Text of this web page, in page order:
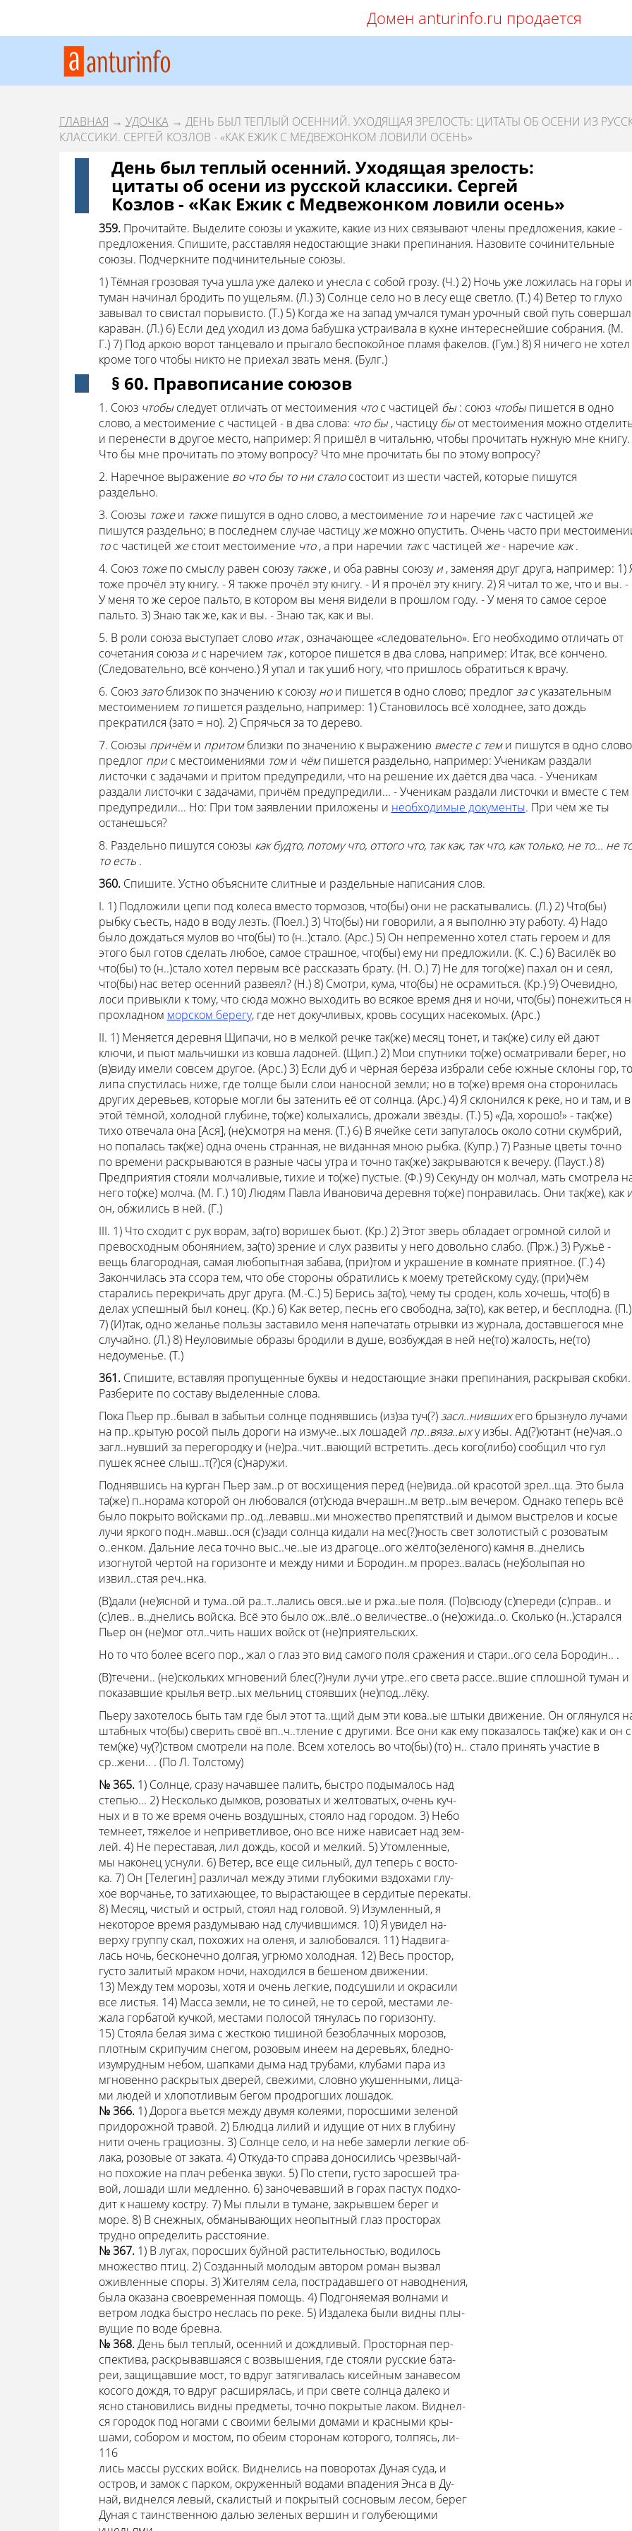
Домен anturinfo.ru продается
ГЛАВНАЯ → УДОЧКА → ДЕНЬ БЫЛ ТЕПЛЫЙ ОСЕННИЙ. УХОДЯЩАЯ ЗРЕЛОСТЬ: ЦИТАТЫ ОБ ОСЕНИ ИЗ
КЛАССИКИ. СЕРГЕЙ КОЗЛОВ - «КАК ЕЖИК С МЕДВЕЖОНКОМ ЛОВИЛИ ОСЕНЬ»
День был теплый осенний. Уходящая зрелость:
цитаты об осени из русской классики. Сергей
Козлов - «Как Ежик с Медвежонком ловили осень»
359. Прочитайте. Выделите союзы и укажите, какие из них связывают члены предложения, какие -
предложения. Спишите, расставляя недостающие знаки препинания. Назовите сочинительные
союзы. Подчеркните подчинительные союзы.
1) Тёмная грозовая туча ушла уже далеко и унесла с собой грозу. (Ч.) 2) Ночь уже ложилась на горы и
туман начинал бродить по ущельям. (Л.) 3) Солнце село но в лесу ещё светло. (Т.) 4) Ветер то глухо
завывал то свистал порывисто. (Т.) 5) Когда же на запад умчался туман урочный свой путь совершал
караван. (Л.) 6) Если дед уходил из дома бабушка устраивала в кухне интереснейшие собрания. (М.
Г.) 7) Под аркою ворот танцевало и прыгало беспокойное пламя факелов. (Гум.) 8) Я ничего не хотел
кроме того чтобы никто не приехал звать меня. (Булг.)
§ 60. Правописание союзов
1. Союз чтобыследует отличать от местоимения чтос частицей бы: союз чтобыпишется в одно
слово, а местоимение с частицей - в два слова: что бы, частицу быот местоимения можно
и перенести в другое место, например: Я пришёл в читальню, чтобы прочитать нужную мне книгу.
Что бы мне прочитать по этому вопросу? Что мне прочитать бы по этому вопросу?
2. Наречное выражение во что бы то ни сталосостоит из шести частей, которые пишутся
раздельно.
3. Союзы тожеи такжепишутся в одно слово, а местоимение тои наречие такс частицей же
пишутся раздельно; в последнем случае частицужеможно опустить. Очень часто при
тос частицей жестоит местоимение что, а при наречии такс частицей же- наречие как.
4. Союз тожепо смыслу равен союзу также, и оба равны союзуи, заменяя друг друга, например: 1)
тоже прочёл эту книгу. - Я также прочёл эту книгу. - И я прочёл эту книгу. 2) Я читал то же, что и вы. -
У меня то же серое пальто, в котором вы меня видели в прошлом году. - У меня то самое серое
пальто. 3) Знаю так же, как и вы. - Знаю так, как и вы.
5. В роли союза выступает слово итак, означающее «следовательно». Его необходимо отличать от
сочетания союза ис наречием так, которое пишется в два слова, например: Итак, всё кончено.
(Следовательно, всё кончено.) Я упал и так ушиб ногу, что пришлось обратиться к врачу.
6. Союззатоблизок по значению к союзунои пишется в одно слово; предлогзас указательным
местоимением топишется раздельно, например: 1) Становилось всё холоднее, зато дождь
прекратился (зато = но). 2) Спрячься за то дерево.
7. Союзы причёми притомблизки по значению к выражению вместе с теми пишутся в одно
предлог прис местоимениями томи чёмпишется раздельно, например: Ученикам раздали
листочки с задачами и притом предупредили, что на решение их даётся два часа. - Ученикам
раздали листочки с задачами, причём предупредили... - Ученикам раздали листочки и вместе с тем
предупредили... Но: При том заявлении приложены и необходимые документы. При чём же ты
останешься?
8. Раздельно пишутся союзы как будто, потому что, оттого что, так как, так что, как только, не то... не
то есть .
360. Спишите. Устно объясните слитные и раздельные написания слов.
I. 1) Подложили цепи под колеса вместо тормозов, что(бы) они не раскатывались. (Л.) 2) Что(бы)
рыбку съесть, надо в воду лезть. (Поел.) 3) Что(бы) ни говорили, а я выполню эту работу. 4) Надо
было дождаться мулов во что(бы) то (н..)стало. (Арс.) 5) Он непременно хотел стать героем и для
этого был готов сделать любое, самое страшное, что(бы) ему ни предложили. (К. С.) 6) Василёк во
что(бы) то (н..)стало хотел первым всё рассказать брату. (Н. О.) 7) Не для того(же) пахал он и сеял,
что(бы) нас ветер осенний развеял? (Н.) 8) Смотри, кума, что(бы) не осрамиться. (Кр.) 9) Очевидно,
лоси привыкли к тому, что сюда можно выходить во всякое время дня и ночи, что(бы) понежиться
прохладном морском берегу, где нет докучливых, кровь сосущих насекомых. (Арс.)
II. 1) Меняется деревня Щипачи, но в мелкой речке так(же) месяц тонет, и так(же) силу ей дают
ключи, и пьют мальчишки из ковша ладоней. (Щип.) 2) Мои спутники то(же) осматривали берег, но
(в)виду имели совсем другое. (Арс.) 3) Если дуб и чёрная берёза избрали себе южные склоны гор, то
липа спустилась ниже, где толще были слои наносной земли; но в то(же) время она сторонилась
других деревьев, которые могли бы затенить её от солнца. (Арс.) 4) Я склонился к реке, но и там, и в
этой тёмной, холодной глубине, то(же) колыхались, дрожали звёзды. (Т.) 5) «Да, хорошо!» - так(же)
тихо отвечала она [Ася], (не)смотря на меня. (Т.) 6) В ячейке сети запуталось около сотни скумбрий,
но попалась так(же) одна очень странная, не виданная мною рыбка. (Купр.) 7) Разные цветы точно
по времени раскрываются в разные часы утра и точно так(же) закрываются к вечеру. (Пауст.) 8)
Предприятия стояли молчаливые, тихие и то(же) пустые. (Ф.) 9) Секунду он молчал, мать смотрела
него то(же) молча. (М. Г.) 10) Людям Павла Ивановича деревня то(же) понравилась. Они так(же), как
он, обжились в ней. (Г.)
III. 1) Что сходит с рук ворам, за(то) воришек бьют. (Кр.) 2) Этот зверь обладает огромной силой и
превосходным обонянием, за(то) зрение и слух развиты у него довольно слабо. (Прж.) 3) Ружьё -
вещь благородная, самая любопытная забава, (при)том и украшение в комнате приятное. (Г.) 4)
Закончилась эта ссора тем, что обе стороны обратились к моему третейскому суду, (при)чём
старались перекричать друг друга. (М.-С.) 5) Берись за(то), чему ты сроден, коль хочешь, что(б) в
делах успешный был конец. (Кр.) 6) Как ветер, песнь его свободна, за(то), как ветер, и бесплодна. (П.)
7) (И)так, одно желанье пользы заставило меня напечатать отрывки из журнала, доставшегося мне
случайно. (Л.) 8) Неуловимые образы бродили в душе, возбуждая в ней не(то) жалость, не(то)
недоуменье. (Т.)
361. Спишите, вставляя пропущенные буквы и недостающие знаки препинания, раскрывая скобки.
Разберите по составу выделенные слова.
Пока Пьер пр..бывал в забытьи солнце поднявшись (из)за туч(?)засл..нившихего брызнуло лучами
на пр..крытую росой пыль дороги на измуче..ых лошадей пр..вяза..ыху избы. Ад(?)ютант (не)чая..о
загл..нувший за перегородку и (не)ра..чит..вающий встретить..десь кого(либо) сообщил что гул
пушек яснее слыш..т(?)ся (с)наружи.
Поднявшись на курган Пьер зам..р от восхищения перед (не)вида..ой красотой зрел..ща. Это была
та(же) п..норама которой он любовался (от)сюда вчерашн..м ветр..ым вечером. Однако теперь всё
было покрыто войсками пр..од..левавш..ми множество препятствий и дымом выстрелов и косые
лучи яркого подн..мавш..ося (с)зади солнца кидали на мес(?)ность свет золотистый с розоватым
о..енком. Дальние леса точно выс..че..ые из драгоце..ого жёлто(зелёного) камня в..днелись
изогнутой чертой на горизонте и между ними и Бородин..м прорез..валась (не)болыпая но
извил..стая реч..нка.
(В)дали (не)ясной и тума..ой ра..т..лались овся..ые и ржа..ые поля. (По)всюду (с)переди (с)прав.. и
(с)лев.. в..днелись войска. Всё это было ож..влё..о величестве..о (не)ожида..о. Сколько (н..)старался
Пьер он (не)мог отл..чить наших войск от (не)приятельских.
Но то что более всего пор., жал о глаз это вид самого поля сражения и стари..ого села Бородин.. .
(В)течени.. (не)скольких мгновений блес(?)нули лучи утре..его света рассе..вшие сплошной туман и
показавшие крылья ветр..ых мельниц стоявших (не)под..лёку.
Пьеру захотелось быть там где был этот та..щий дым эти кова..ые штыки движение. Он оглянулся
штабных что(бы) сверить своё вп..ч..тление с другими. Все они как ему показалось так(же) как и он с
тем(же) чу(?)ством смотрели на поле. Всем хотелось во что(бы) (то) н.. стало принять участие в
ср..жени.. . (По Л. Толстому)
№ 365. 1) Солнце, сразу начавшее палить, быстро подымалось над
степью... 2) Несколько дымков, розоватых и желтоватых, очень куч-
ных и в то же время очень воздушных, стояло над городом. 3) Небо
темнеет, тяжелое и неприветливое, оно все ниже нависает над зем-
лей. 4) Не переставая, лил дождь, косой и мелкий. 5) Утомленные,
мы наконец уснули. 6) Ветер, все еще сильный, дул теперь с восто-
ка. 7) Он [Телегин] различал между этими глубокими вздохами глу-
хое ворчанье, то затихающее, то вырастающее в сердитые перекаты.
8) Месяц, чистый и острый, стоял над головой. 9) Изумленный, я
некоторое время раздумываю над случившимся. 10) Я увидел на-
верху группу скал, похожих на оленя, и залюбовался. 11) Надвига-
лась ночь, бесконечно долгая, угрюмо холодная. 12) Весь простор,
густо залитый мраком ночи, находился в бешеном движении.
13) Между тем морозы, хотя и очень легкие, подсушили и окрасили
все листья. 14) Масса земли, не то синей, не то серой, местами ле-
жала горбатой кучкой, местами полосой тянулась по горизонту.
15) Стояла белая зима с жесткою тишиной безоблачных морозов,
плотным скрипучим снегом, розовым инеем на деревьях, бледно-
изумрудным небом, шапками дыма над трубами, клубами пара из
мгновенно раскрытых дверей, свежими, словно укушенными, лица-
ми людей и хлопотливым бегом продрогших лошадок.
№ 366. 1) Дорога вьется между двумя колеями, поросшими зеленой
придорожной травой. 2) Блюдца лилий и идущие от них в глубину
нити очень грациозны. 3) Солнце село, и на небе замерли легкие об-
лака, розовые от заката. 4) Откуда-то справа доносились чрезвычай-
но похожие на плач ребенка звуки. 5) По степи, густо заросшей тра-
вой, лошади шли медленно. 6) заночевавший в горах пастух подхо-
дит к нашему костру. 7) Мы плыли в тумане, закрывшем берег и
море. 8) В снежных, обманывающих неопытный глаз просторах
трудно определить расстояние.
№ 367. 1) В лугах, поросших буйной растительностью, водилось
множество птиц. 2) Созданный молодым автором роман вызвал
оживленные споры. 3) Жителям села, пострадавшего от наводнения,
была оказана своевременная помощь. 4) Подгоняемая волнами и
ветром лодка быстро неслась по реке. 5) Издалека были видны плы-
вущие по воде бревна.
№ 368.День был теплый, осенний и дождливый. Просторная пер-
спектива, раскрывавшаяся с возвышения, где стояли русские бата-
реи, защищавшие мост, то вдруг затягивалась кисейным занавесом
косого дождя, то вдруг расширялась, и при свете солнца далеко и
ясно становились видны предметы, точно покрытые лаком. Виднел-
ся городок под ногами с своими белыми домами и красными кры-
шами, собором и мостом, по обеим сторонам которого, толпясь, ли-
116
лись массы русских войск. Виднелись на поворотах Дуная суда, и
остров, и замок с парком, окруженный водами впадения Энса в Ду-
най, виднелся левый, скалистый и покрытый сосновым лесом, берег
Дуная с таинственною далью зеленых вершин и голубеющими